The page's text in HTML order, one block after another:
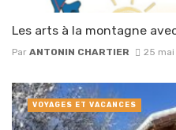
Les arts à la montagne
Par ANTONIN CHARTIER 25
VOYAGES ET VACANCES